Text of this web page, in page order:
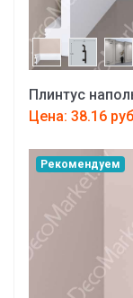
Плинтус
Цена: 38.16
Рекомендуем